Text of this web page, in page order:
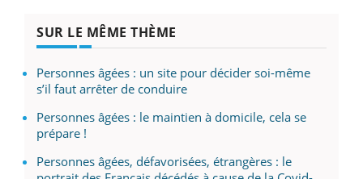
SUR LE MÊME THÈME
Personnes âgées : un site pour décider soi-même
s’il faut arrêter de conduire
Personnes âgées : le maintien à domicile, cela se
prépare !
Personnes âgées, défavorisées, étrangères : le